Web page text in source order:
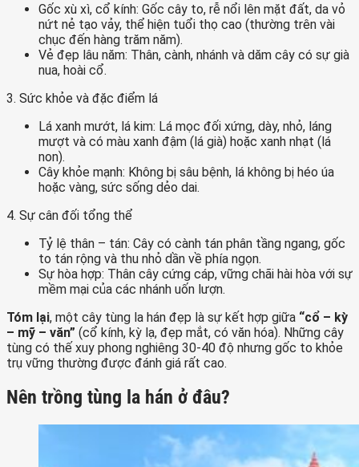
Gốc xù xì, cổ kính: Gốc cây to, rễ nổi lên mặt đất, da vỏ
nứt nẻ tạo vảy, thể hiện tuổi thọ cao (thường trên vài
chục đến hàng trăm năm).
Vẻ đẹp lâu năm: Thân, cành, nhánh và dăm cây có sự già
nua, hoài cổ.
3. Sức khỏe và đặc điểm lá
Lá xanh mướt, lá kim: Lá mọc đối xứng, dày, nhỏ, láng
mượt và có màu xanh đậm (lá già) hoặc xanh nhạt (lá
non).
Cây khỏe mạnh: Không bị sâu bệnh, lá không bị héo úa
hoặc vàng, sức sống dẻo dai.
4. Sự cân đối tổng thể
Tỷ lệ thân – tán: Cây có cành tán phân tầng ngang, gốc
to tán rộng và thu nhỏ dần về phía ngọn.
Sự hòa hợp: Thân cây cứng cáp, vững chãi hài hòa với sự
mềm mại của các nhánh uốn lượn.
Tóm lại, một cây tùng la hán đẹp là sự kết hợp giữa “cổ – kỳ
– mỹ – văn” (cổ kính, kỳ lạ, đẹp mắt, có văn hóa). Những cây
tùng có thế xuy phong nghiêng 30-40 độ nhưng gốc to khỏe
trụ vững thường được đánh giá rất cao.
Nên trồng tùng la hán ở đâu?